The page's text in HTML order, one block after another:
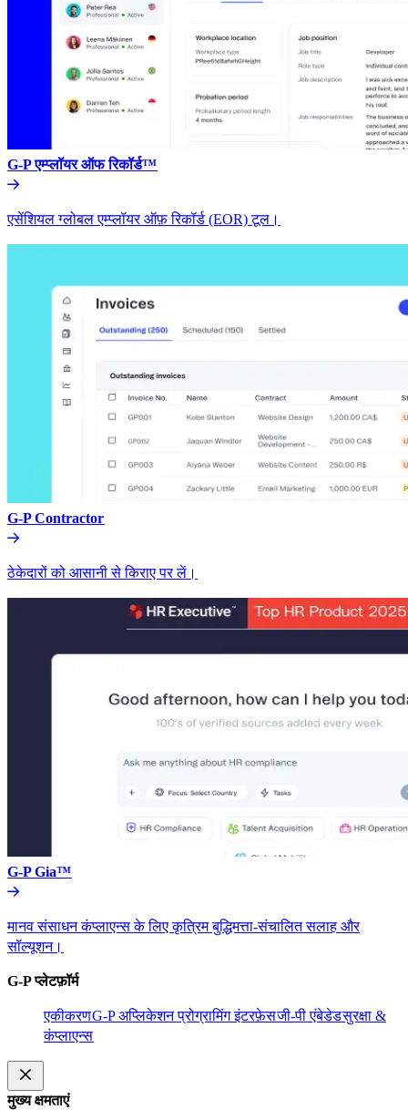
G-P एम्प्लॉयर ऑफ रिकॉर्ड™​​
एसेंशियल ग्लोबल एम्प्लॉयर ऑफ़ रिकॉर्ड (EOR) टूल।​​
G-P Contractor​​
ठेकेदारों को आसानी से किराए पर लें।​​
G-P Gia™​​
मानव संसाधन कंप्लाएन्स के लिए कृत्रिम बुद्धिमत्ता-संचालित सलाह और
सॉल्यूशन।​​
G-P प्लेटफ़ॉर्म​​
एकीकरण​​G-P अप्लिकेशन प्रोग्रामिंग इंटरफ़ेस​​जी-पी एंबेडेड​​सुरक्षा &
कंप्लाएन्स​​
मुख्य क्षमताएं​​